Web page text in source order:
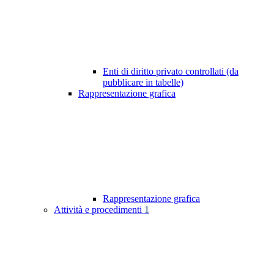
Enti di diritto privato controllati (da
pubblicare in tabelle)
Rappresentazione grafica
Rappresentazione grafica
Attività e procedimenti 1